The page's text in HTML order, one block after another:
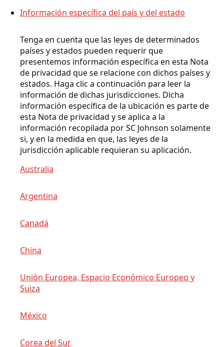
Información específica del país y del estado
Tenga en cuenta que las leyes de determinados
países y estados pueden requerir que
presentemos información específica en esta Nota
de privacidad que se relacione con dichos países y
estados. Haga clic a continuación para leer la
información de dichas jurisdicciones. Dicha
información específica de la ubicación es parte de
esta Nota de privacidad y se aplica a la
información recopilada por SC Johnson solamente
si, y en la medida en que, las leyes de la
jurisdicción aplicable requieran su aplicación.
Australia
Argentina
Canadá
China
Unión Europea, Espacio Económico Europeo y
Suiza
México
Corea del Sur